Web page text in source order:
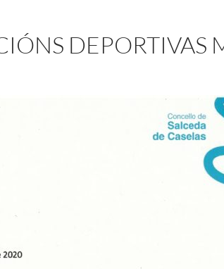
DEPORTIVAS